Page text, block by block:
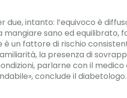
intanto: l’equivoco è
mangiare sano ed
un fattore di rischio
la presenza di
parlarne con il
conclude il diabetologo.